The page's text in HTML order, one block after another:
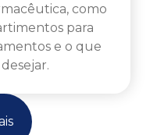
como
para
e o que